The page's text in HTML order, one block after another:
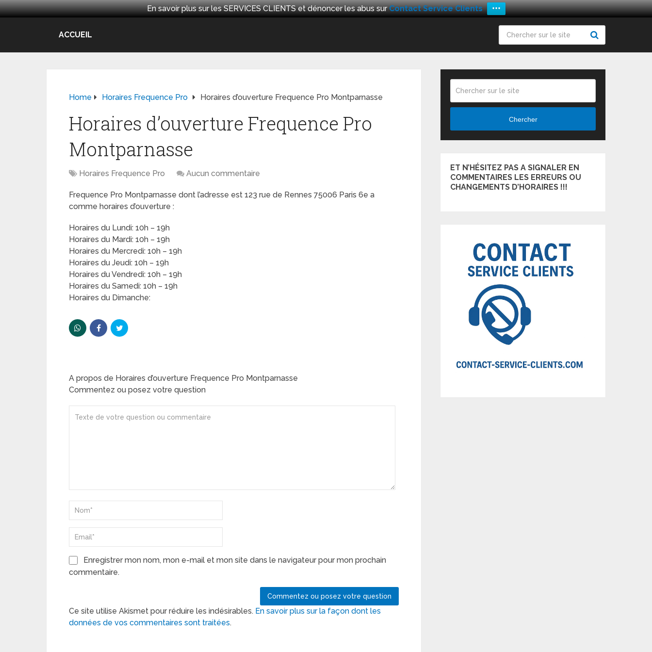
En savoir plus sur les SERVICES CLIENTS et dénoncer les abus surContact Service Clients +++
ACCUEIL
Home Horaires Frequence Pro Horaires d’ouverture Frequence Pro Montparnasse
Horaires d’ouverture Frequence Pro
Montparnasse
Horaires Frequence Pro Aucun commentaire
Frequence Pro Montparnasse dont l’adresse est 123 rue de Rennes 75006 Paris 6e a
comme horaires d’ouverture :
Horaires du Lundi: 10h – 19h
Horaires du Mardi: 10h – 19h
Horaires du Mercredi: 10h – 19h
Horaires du Jeudi: 10h – 19h
Horaires du Vendredi: 10h – 19h
Horaires du Samedi: 10h – 19h
Horaires du Dimanche:
A propos de Horaires d’ouverture Frequence Pro Montparnasse
Commentez ou posez votre question
Enregistrer mon nom, mon e-mail et mon site dans le navigateur pour mon prochain
commentaire.
Ce site utilise Akismet pour réduire les indésirables. En savoir plus sur la façon dont les
données de vos commentaires sont traitées.
Chercher
ET N’HÉSITEZ PAS A SIGNALER EN
COMMENTAIRES LES ERREURS OU
CHANGEMENTS D’HORAIRES !!!